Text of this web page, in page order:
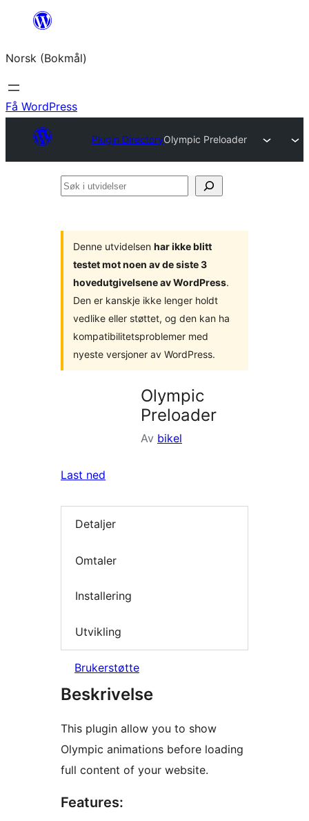
Hopp
innhold
Norsk (Bokmål)
Få WordPress
Plugin DirectoryOlympic Preloader
Søk
Denne utvidelsen har ikke blitt
testet mot noen av de siste 3
hovedutgivelsene av WordPress.
Den er kanskje ikke lenger holdt
vedlike eller støttet, og den kan ha
kompatibilitetsproblemer med
nyeste versjoner av WordPress.
Olympic
Preloader
Av bikel
Last ned
Detaljer
Omtaler
Installering
Utvikling
Brukerstøtte
Beskrivelse
This plugin allow you to show
Olympic animations before loading
full content of your website.
Features: